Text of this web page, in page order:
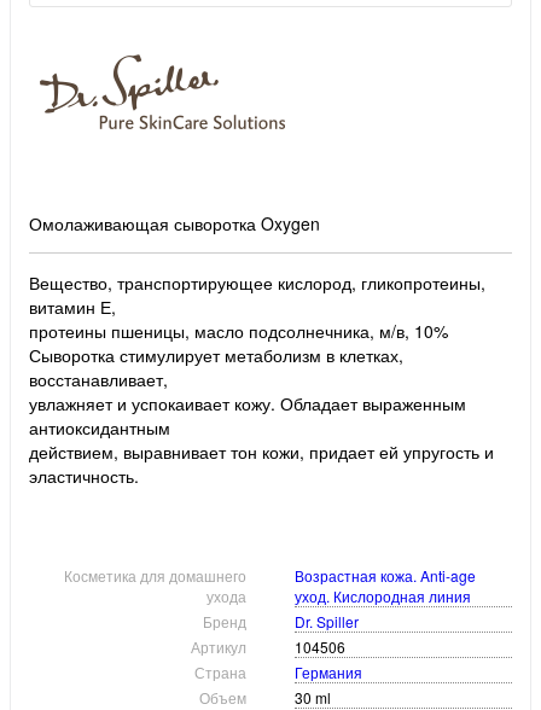
Омолаживающая сыворотка Oxygen
Вещество, транспортирующее кислород, гликопротеины,
витамин Е,
протеины пшеницы, масло подсолнечника, м/в, 10%
Сыворотка стимулирует метаболизм в клетках,
восстанавливает,
увлажняет и успокаивает кожу. Обладает выраженным
антиоксидантным
действием, выравнивает тон кожи, придает ей упругость и
эластичность.
Косметика для домашнего
ухода
Возрастная кожа. Anti-age
уход. Кислородная линия
Бренд
Dr. Spiller
Артикул
104506
Страна
Германия
Объем
30 ml